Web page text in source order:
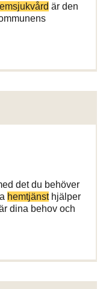
är den
det du behöver
hemtjänsthjälper
dina behov och